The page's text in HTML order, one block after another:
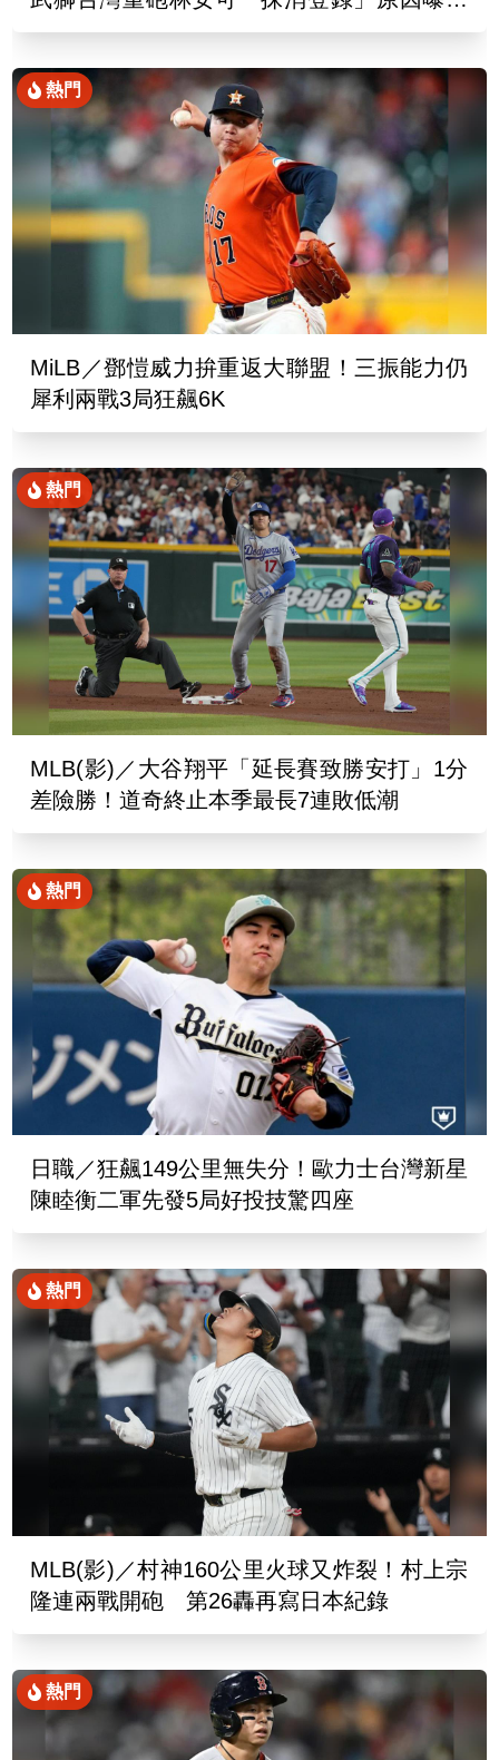
了
熱門
MiLB／鄧愷威力拚重返大聯盟！三振能力仍
犀利兩戰3局狂飆6K
熱門
MLB(影)／大谷翔平「延長賽致勝安打」1分
差險勝！道奇終止本季最長7連敗低潮
熱門
日職／狂飆149公里無失分！歐力士台灣新星
陳睦衡二軍先發5局好投技驚四座
熱門
MLB(影)／村神160公里火球又炸裂！村上宗
隆連兩戰開砲 第26轟再寫日本紀錄
熱門